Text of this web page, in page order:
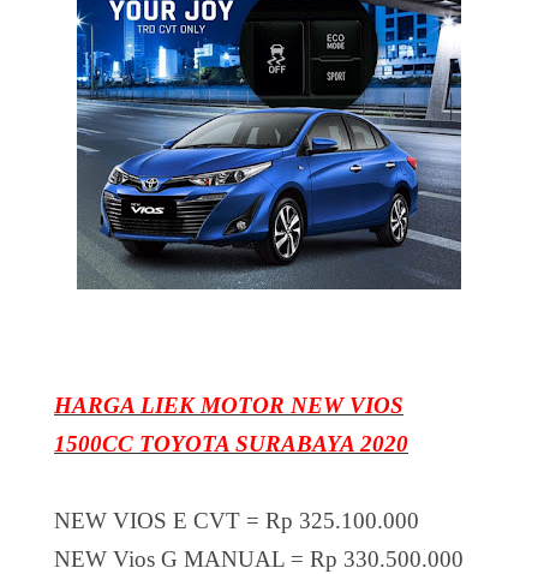
HARGA LIEK MOTOR NEW VIOS
1500CC TOYOTA SURABAYA 2020
NEW VIOS E CVT = Rp 325.100.000
NEW Vios G MANUAL = Rp 330.500.000